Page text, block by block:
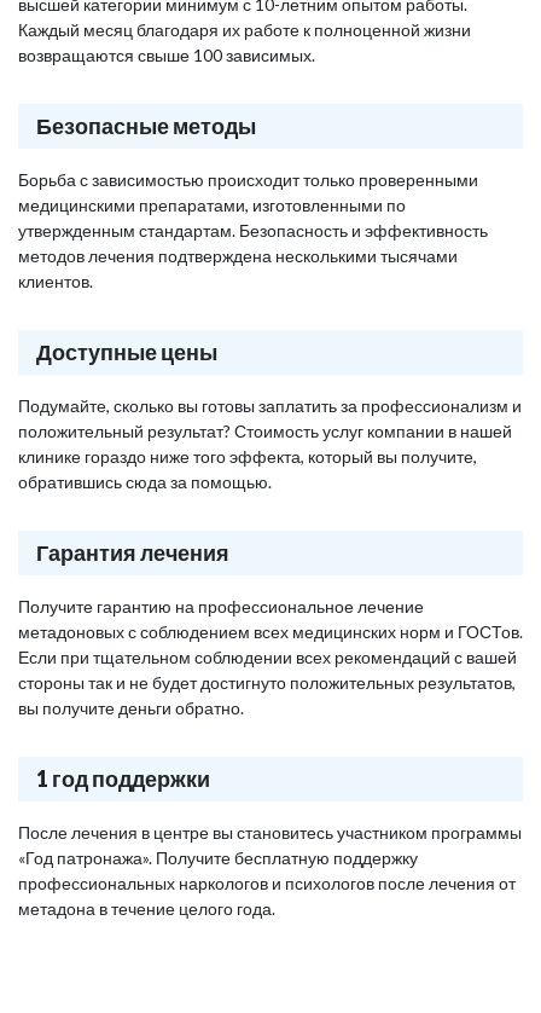
высшей категории минимум с 10-летним опытом работы.
Каждый месяц благодаря их работе к полноценной жизни
возвращаются свыше 100 зависимых.
Безопасные методы
Борьба с зависимостью происходит только проверенными
медицинскими препаратами, изготовленными по
утвержденным стандартам. Безопасность и эффективность
методов лечения подтверждена несколькими тысячами
клиентов.
Доступные цены
Подумайте, сколько вы готовы заплатить за профессионализм и
положительный результат? Стоимость услуг компании в нашей
клинике гораздо ниже того эффекта, который вы получите,
обратившись сюда за помощью.
Гарантия лечения
Получите гарантию на профессиональное лечение
метадоновых с соблюдением всех медицинских норм и ГОСТов.
Если при тщательном соблюдении всех рекомендаций с вашей
стороны так и не будет достигнуто положительных результатов,
вы получите деньги обратно.
1 год поддержки
После лечения в центре вы становитесь участником программы
«Год патронажа». Получите бесплатную поддержку
профессиональных наркологов и психологов после лечения от
метадона в течение целого года.